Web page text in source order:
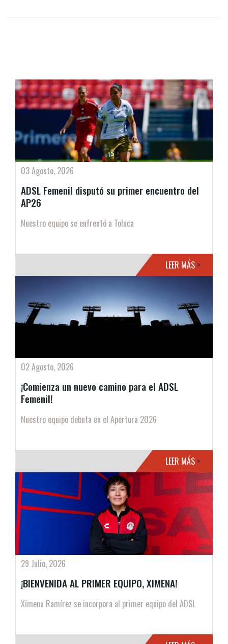
03 Agosto, 2026
ADSL Femenil disputó su primer encuentro del
AP26
Nuestro equipo se enfrentó a Toluca
LEER MÁS >
02 Agosto, 2026
¡Comienza un nuevo camino para el ADSL
Femenil!
Nuestro equipo debuta en el Apertura 2026
LEER MÁS >
29 Julio, 2026
¡BIENVENIDA AL PRIMER EQUIPO, XIMENA!
Ximena Ramírez se incorpora al primer equipo del ADSL